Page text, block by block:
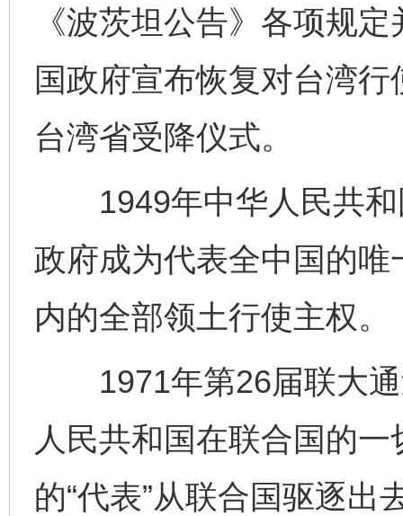
《波茨坦公告》各项规
国政府宣布恢复对台湾
台湾省受降仪式。
1949年中华人民共和
政府成为代表全中国的
内的全部领土行使主权。
1971年第26届联大通
人民共和国在联合国的
的“代表”从联合国驱逐